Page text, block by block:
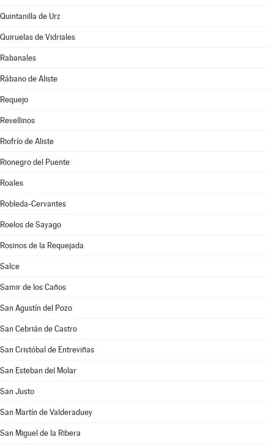
Quintanilla de Urz
Quiruelas de Vidriales
Rabanales
Rábano de Aliste
Requejo
Revellinos
Riofrío de Aliste
Rionegro del Puente
Roales
Robleda-Cervantes
Roelos de Sayago
Rosinos de la Requejada
Salce
Samir de los Caños
San Agustín del Pozo
San Cebrián de Castro
San Cristóbal de Entreviñas
San Esteban del Molar
San Justo
San Martín de Valderaduey
San Miguel de la Ribera